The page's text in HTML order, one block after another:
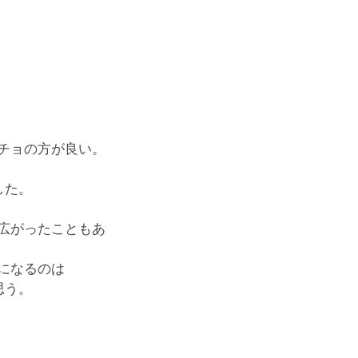
の方が良い。
。
がったこともあ
なるのは
。